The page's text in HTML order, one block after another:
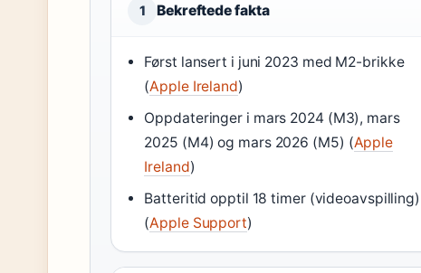
1 Bekreftede fakta
Først lansert i juni 2023 med M2-brikke
(Apple Ireland)
Oppdateringer i mars 2024 (M3), mars
2025 (M4) og mars 2026 (M5) (Apple
Ireland)
Batteritid opptil 18 timer (videoavspilling)
(Apple Support)